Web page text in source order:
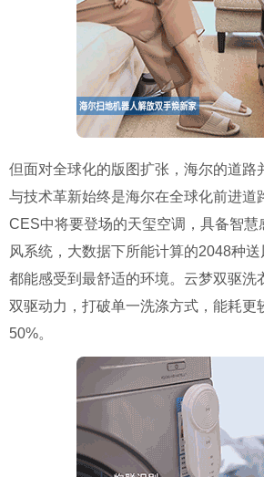
但面对全球化的版图扩张，海尔的道路
与技术革新始终是海尔在全球化前进道
CES中将要登场的天玺空调，具备智慧
风系统，大数据下所能计算的2048种送
都能感受到最舒适的环境。云梦双驱洗
双驱动力，打破单一洗涤方式，能耗更
50%。